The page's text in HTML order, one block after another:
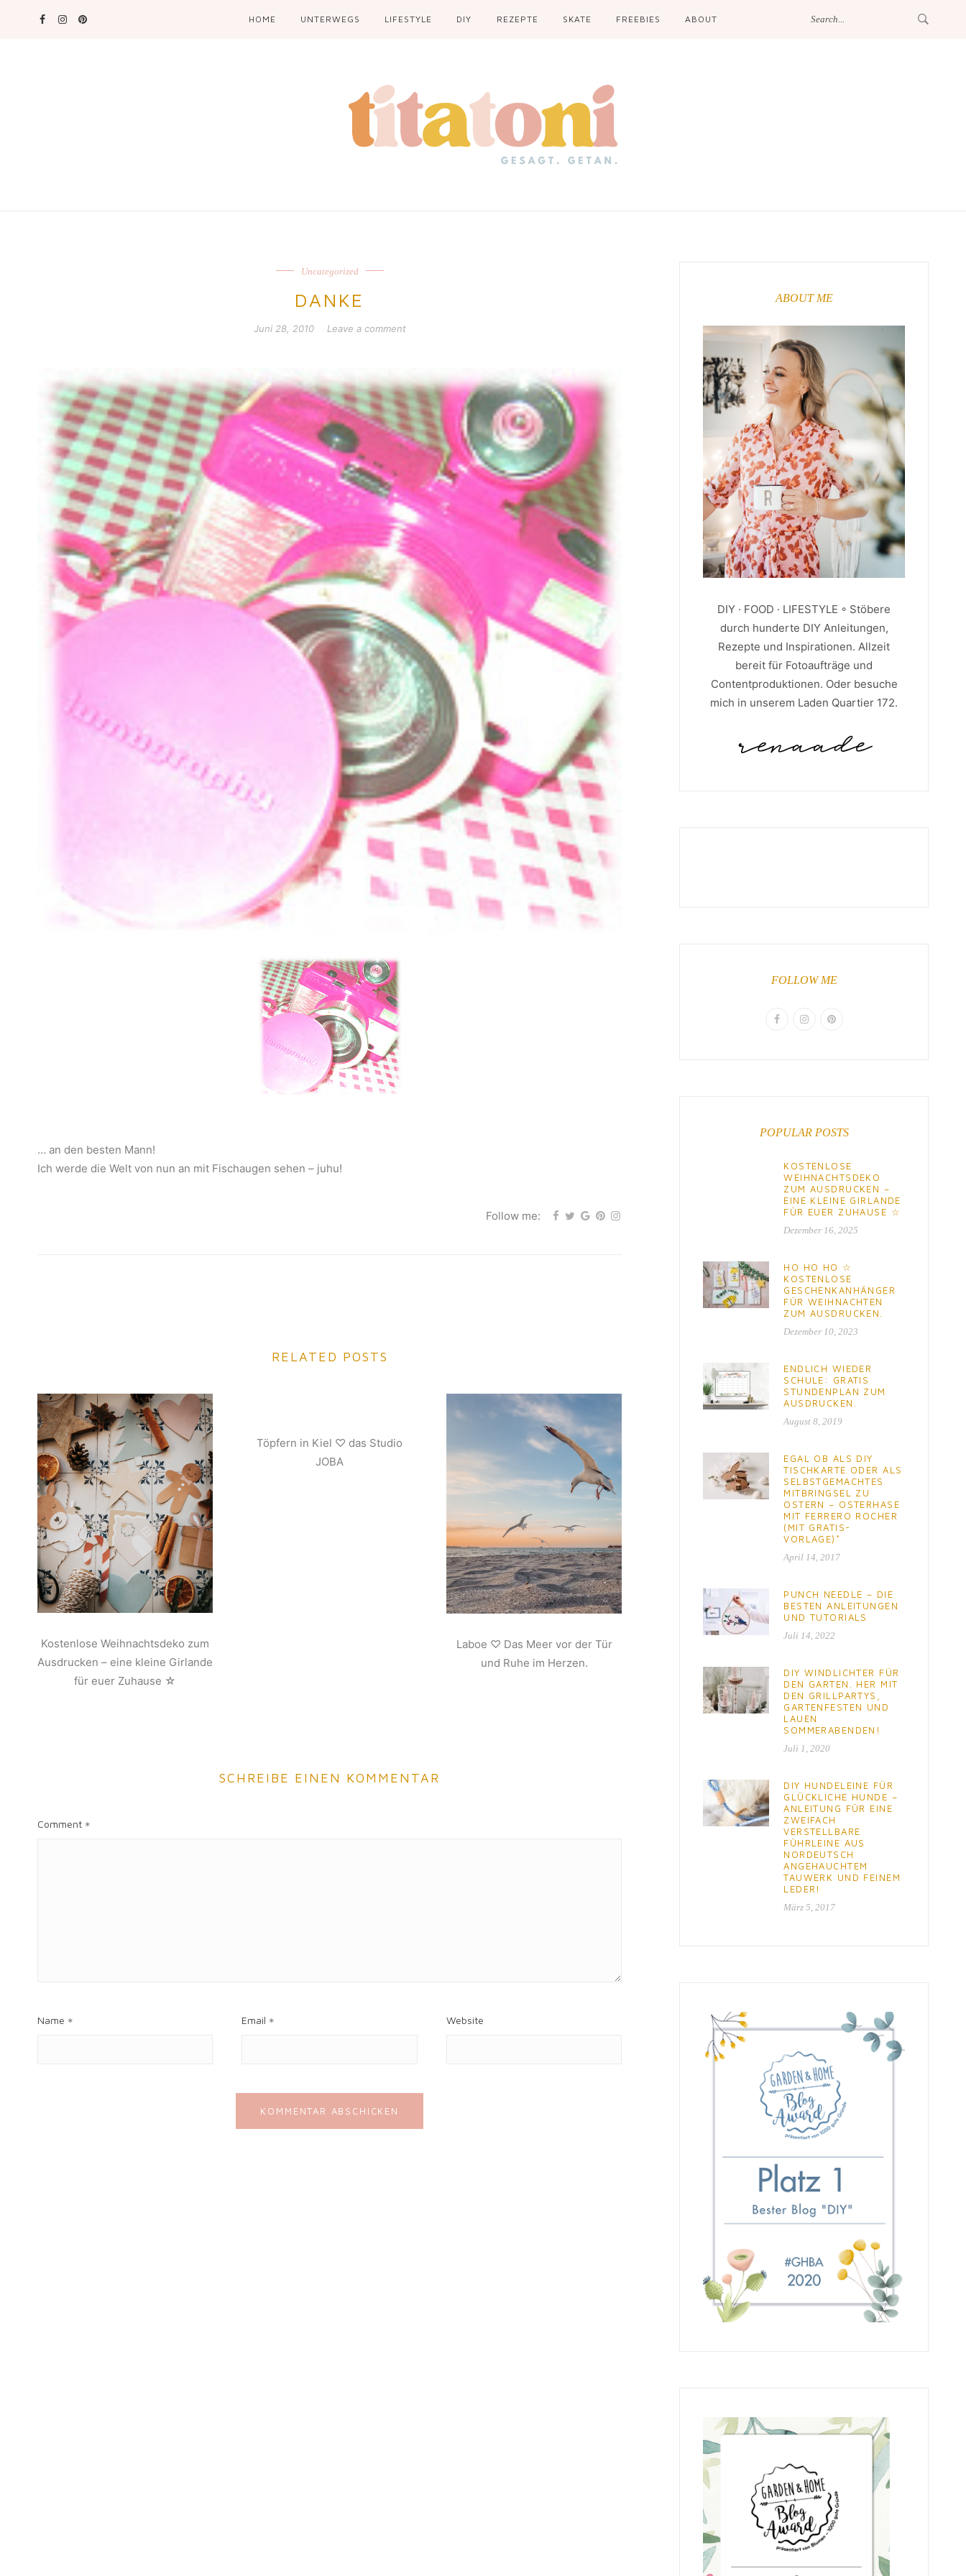
HOME UNTERWEGS LIFESTYLE DIY REZEPTE SKATE FREEBIES ABOUT
Uncategorized
DANKE
Juni 28, 2010 Leave a comment
… an den besten Mann!
Ich werde die Welt von nun an mit Fischaugen sehen – juhu!
Follow me:
RELATED POSTS
Kostenlose Weihnachtsdeko zum
Ausdrucken – eine kleine Girlande
für euer Zuhause ☆
Töpfern in Kiel ♡ das Studio
JOBA
Laboe ♡ Das Meer vor der Tür
und Ruhe im Herzen.
SCHREIBE EINEN KOMMENTAR
Comment *
Name * Email * Website
ABOUT ME
DIY · FOOD · LIFESTYLE ◦ Stöbere
durch hunderte DIY Anleitungen,
Rezepte und Inspirationen. Allzeit
bereit für Fotoaufträge und
Contentproduktionen. Oder besuche
mich in unserem Laden Quartier 172.
FOLLOW ME
POPULAR POSTS
KOSTENLOSE
WEIHNACHTSDEKO
ZUM AUSDRUCKEN –
EINE KLEINE GIRLANDE
FÜR EUER ZUHAUSE ☆
Dezember 16, 2025
HO HO HO ☆
KOSTENLOSE
GESCHENKANHÄNGER
FÜR WEIHNACHTEN
ZUM AUSDRUCKEN.
Dezember 10, 2023
ENDLICH WIEDER
SCHULE: GRATIS
STUNDENPLAN ZUM
AUSDRUCKEN.
August 8, 2019
EGAL OB ALS DIY
TISCHKARTE ODER ALS
SELBSTGEMACHTES
MITBRINGSEL ZU
OSTERN – OSTERHASE
MIT FERRERO ROCHER
(MIT GRATIS-
VORLAGE)*
April 14, 2017
PUNCH NEEDLE – DIE
BESTEN ANLEITUNGEN
UND TUTORIALS
Juli 14, 2022
DIY WINDLICHTER FÜR
DEN GARTEN. HER MIT
DEN GRILLPARTYS,
GARTENFESTEN UND
LAUEN
SOMMERABENDEN!
Juli 1, 2020
DIY HUNDELEINE FÜR
GLÜCKLICHE HUNDE –
ANLEITUNG FÜR EINE
ZWEIFACH
VERSTELLBARE
FÜHRLEINE AUS
NORDEUTSCH
ANGEHAUCHTEM
TAUWERK UND FEINEM
LEDER!
März 5, 2017